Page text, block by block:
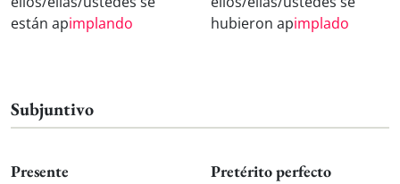
están apimplando
hubieron apimplado
Subjuntivo
Presente Pretérito perfecto